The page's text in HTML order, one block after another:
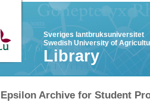
Sveriges lantbruksuniversitet
Swedish University of
Library
Epsilon Archive for Student